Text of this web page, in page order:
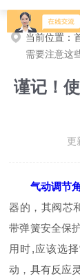
当前位置：
需要注意这
谨记！
更
气动调节
器的，其阀芯
带弹簧安全保
用时,应该选
动，具有反应